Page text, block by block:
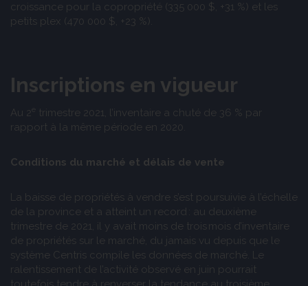
croissance pour la copropriété (335 000 $, +31 %) et les
petits plex (470 000 $, +23 %).
Inscriptions en vigueur
Au 2
trimestre 2021, l’inventaire a chuté de 36 % par
rapport à la même période en 2020.
Conditions du marché et délais de vente
La baisse de propriétés à vendre s’est poursuivie à l’échelle
de la province et a atteint un record : au deuxième
trimestre de 2021, il y avait moins de trois mois d’inventaire
de propriétés sur le marché, du jamais vu depuis que le
système Centris compile les données de marché. Le
ralentissement de l’activité observé en juin pourrait